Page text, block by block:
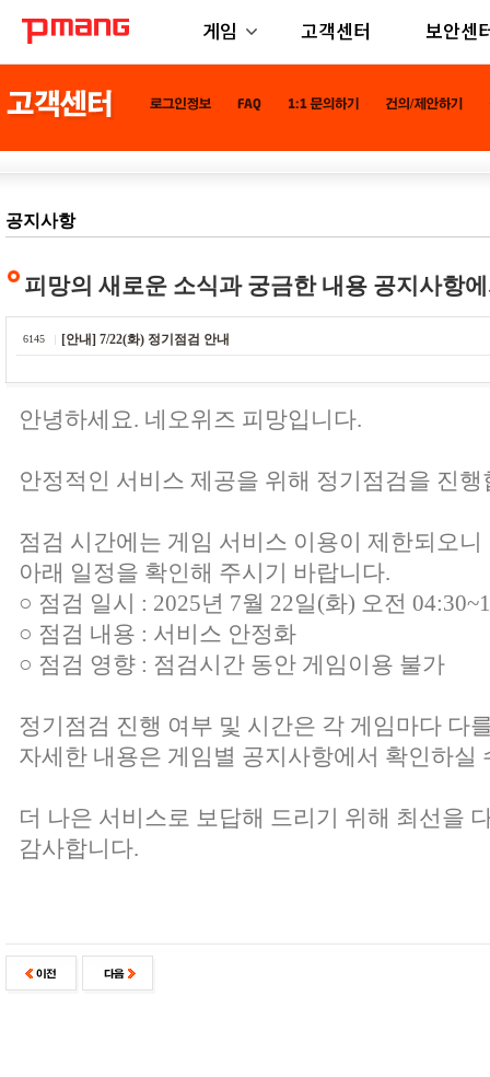
게임 고객센터 보안센
공지사항
피망의 새로운 소식과 궁금한 내용 공지사항
6145 [안내] 7/22(화) 정기점검 안내
안녕하세요. 네오위즈 피망입니다.
안정적인 서비스 제공을 위해 정기점검을 진행
점검 시간에는 게임 서비스 이용이 제한되오니
아래 일정을 확인해 주시기 바랍니다.
○ 점검 일시 : 2025년 7월 22일(화) 오전
○ 점검 내용 : 서비스 안정화
○ 점검 영향 : 점검시간 동안 게임이용 불가
정기점검 진행 여부 및 시간은 각 게임마다 다
자세한 내용은 게임별 공지사항에서 확인하실
더 나은 서비스로 보답해 드리기 위해 최선을
감사합니다.